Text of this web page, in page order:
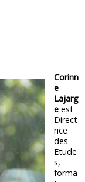
Corinn
e
Lajarg
e est
Direct
rice
des
Etude
s,
forma